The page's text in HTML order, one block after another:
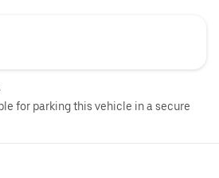
for parking this vehicle in a secure